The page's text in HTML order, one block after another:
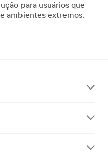
para usuários que
ambientes extremos.